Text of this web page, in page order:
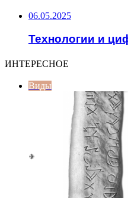
06.05.2025
Технологии и
ИНТЕРЕСНОЕ
Виды